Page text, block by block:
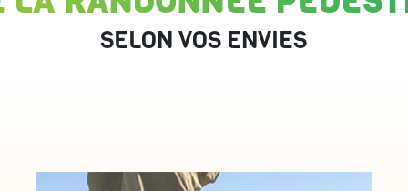
SELON VOS ENVIES